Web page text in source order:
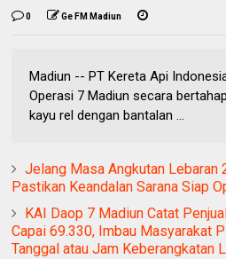
0 Ge FM Madiun
Madiun -- PT Kereta Api
Operasi 7 Madiun secara
kayu rel dengan bantalan ...
Jelang Masa Angkutan Lebaran
Pastikan Keandalan Sarana Siap
KAI Daop 7 Madiun Catat
Capai 69.330, Imbau Masyarakat
Tanggal atau Jam Keberangkatan